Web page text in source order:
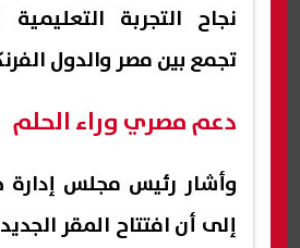
نجاح التجربة
تجمع بين مصر والدول
دعم مصري وراء الحلم
وأشار رئيس مجلس إدارة
إلى أن افتتاح المقر